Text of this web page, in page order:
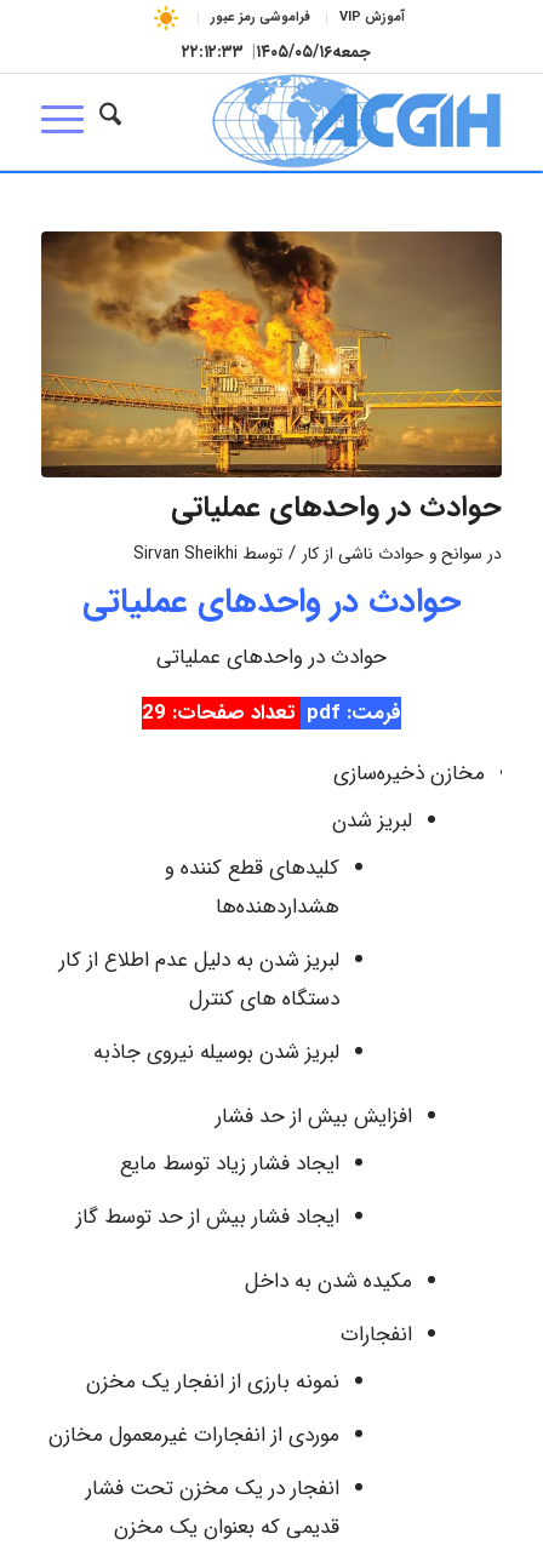
آموزش VIP فراموشی رمز عبور
جمعه۱۴۰۵/۰۵/۱۶| ۲۲:۱۲:۳۴
حوادث در واحدهای عملیاتی
در سوانح و حوادث ناشی از کار / توسط Sirvan Sheikhi
حوادث در واحدهای عملیاتی
حوادث در واحدهای عملیاتی
فرمت: pdf
تعداد صفحات: 29
مخازن ذخیره‌سازی
لبریز شدن
کلیدهای قطع کننده و
هشداردهنده‌ها
لبریز‌ شدن به دلیل عدم اطلاع از کار
دستگاه های کنترل
لبریز شدن بوسیله نیروی جاذبه
افزایش بیش از حد فشار
ایجاد فشار زیاد توسط مایع
ایجاد فشار بیش از حد توسط گاز
مکیده شدن به داخل
انفجارات
نمونه بارزی از انفجار یک مخزن
موردی از انفجارات غیرمعمول مخازن
انفجار در یک مخزن تحت فشار
قدیمی که بعنوان یک مخزن